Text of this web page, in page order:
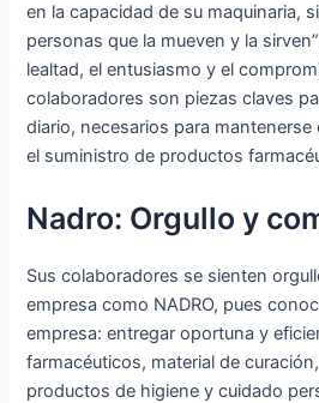
en la capacidad de su maquinaria,
personas que la mueven y la
lealtad, el entusiasmo y el
colaboradores son piezas claves
diario, necesarios para
el suministro de productos
Nadro: Orgullo y
Sus colaboradores se sienten
empresa como NADRO, pues
empresa: entregar oportuna y
farmacéuticos, material de
productos de higiene y cuidado